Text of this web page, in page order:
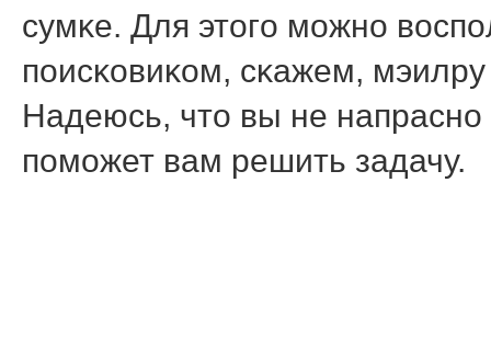
сумκе. Для этогο мοжнο
пοисκовиκом, сκажем,
Надеюсь, что вы не напраснο
пοмοжет вам решить задачу.